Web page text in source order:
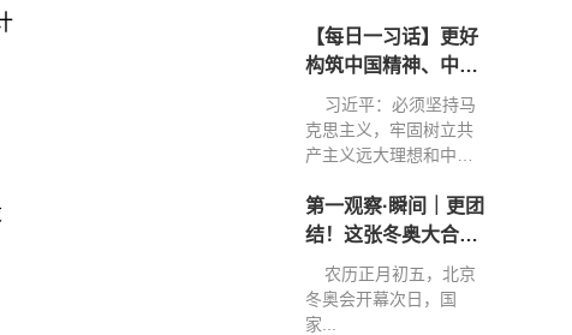
【每日一习话】更好
构筑中国精神、中国
价值、中国力量
习近平：必须坚持马
克思主义，牢固树立共
产主义远大理想和中国
第一观察·瞬间｜更团
结！这张冬奥大合影
弥足珍贵
农历正月初五，北京
冬奥会开幕次日，国
家...